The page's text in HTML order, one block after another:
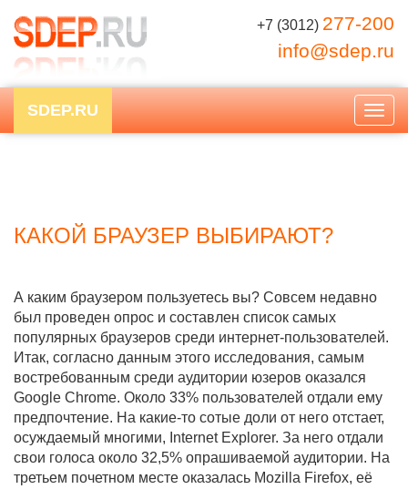
+7 (3012) 277-200
info@sdep.ru
SDEP.RU
КАКОЙ БРАУЗЕР ВЫБИРАЮТ?
А каким браузером пользуетесь вы? Совсем недавно
был проведен опрос и составлен список самых
популярных браузеров среди интернет-пользователей.
Итак, согласно данным этого исследования, самым
востребованным среди аудитории юзеров оказался
Google Chrome. Около 33% пользователей отдали ему
предпочтение. На какие-то сотые доли от него отстает,
осуждаемый многими, Internet Explorer. За него отдали
свои голоса около 32,5% опрашиваемой аудитории. На
третьем почетном месте оказалась Mozilla Firefox, её